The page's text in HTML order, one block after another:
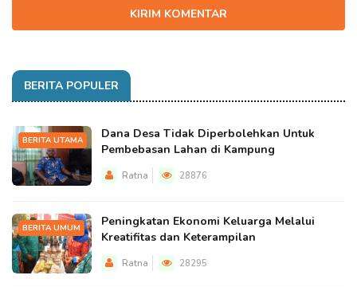
KIRIM KOMENTAR
BERITA POPULER
BERITA UTAMA
Dana Desa Tidak Diperbolehkan Untuk
Pembebasan Lahan di Kampung
Ratna 28876
BERITA UMUM
Peningkatan Ekonomi Keluarga Melalui
Kreatifitas dan Keterampilan
Ratna 28295